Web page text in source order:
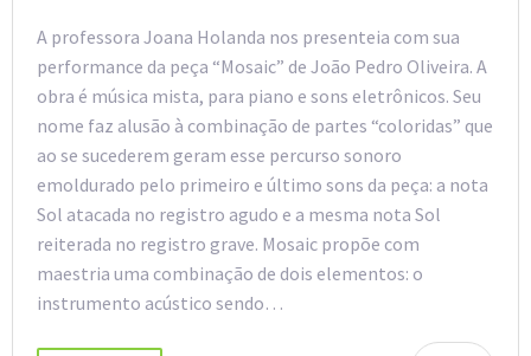
A professora Joana Holanda nos presenteia com sua
performance da peça “Mosaic” de João Pedro Oliveira. A
obra é música mista, para piano e sons eletrônicos. Seu
nome faz alusão à combinação de partes “coloridas” que
ao se sucederem geram esse percurso sonoro
emoldurado pelo primeiro e último sons da peça: a nota
Sol atacada no registro agudo e a mesma nota Sol
reiterada no registro grave. Mosaic propõe com
maestria uma combinação de dois elementos: o
instrumento acústico sendo…